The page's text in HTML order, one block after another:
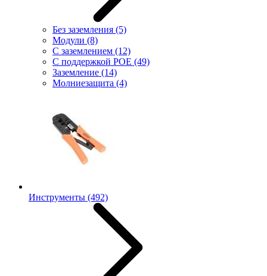
Без заземления (5)
Модули (8)
С заземлением (12)
С поддержкой POE (49)
Заземление (14)
Молниезащита (4)
Инструменты (492)